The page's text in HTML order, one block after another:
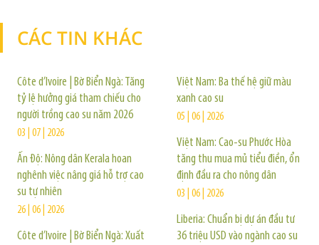
CÁC TIN KHÁC
Côte d’Ivoire | Bờ Biển Ngà: Tăng
tỷ lệ hưởng giá tham chiếu cho
người trồng cao su năm 2026
03 | 07 | 2026
Ấn Độ: Nông dân Kerala hoan
nghênh việc nâng giá hỗ trợ cao
su tự nhiên
26 | 06 | 2026
Côte d’Ivoire | Bờ Biển Ngà: Xuất
Việt Nam: Ba thế hệ giữ màu
xanh cao su
05 | 06 | 2026
Việt Nam: Cao-su Phước Hòa
tăng thu mua mủ tiểu điền, ổn
định đầu ra cho nông dân
03 | 06 | 2026
Liberia: Chuẩn bị dự án đầu tư
36 triệu USD vào ngành cao su